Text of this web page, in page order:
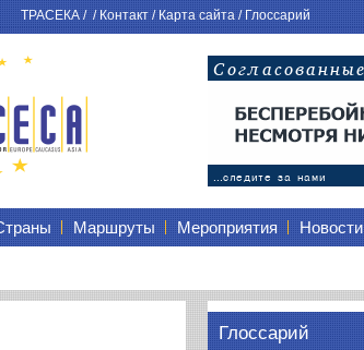
ТРАСЕКА/ /Контакт/Карта сайта/Глоссарий
Маршруты Мероприятия Новости
Глоссарий